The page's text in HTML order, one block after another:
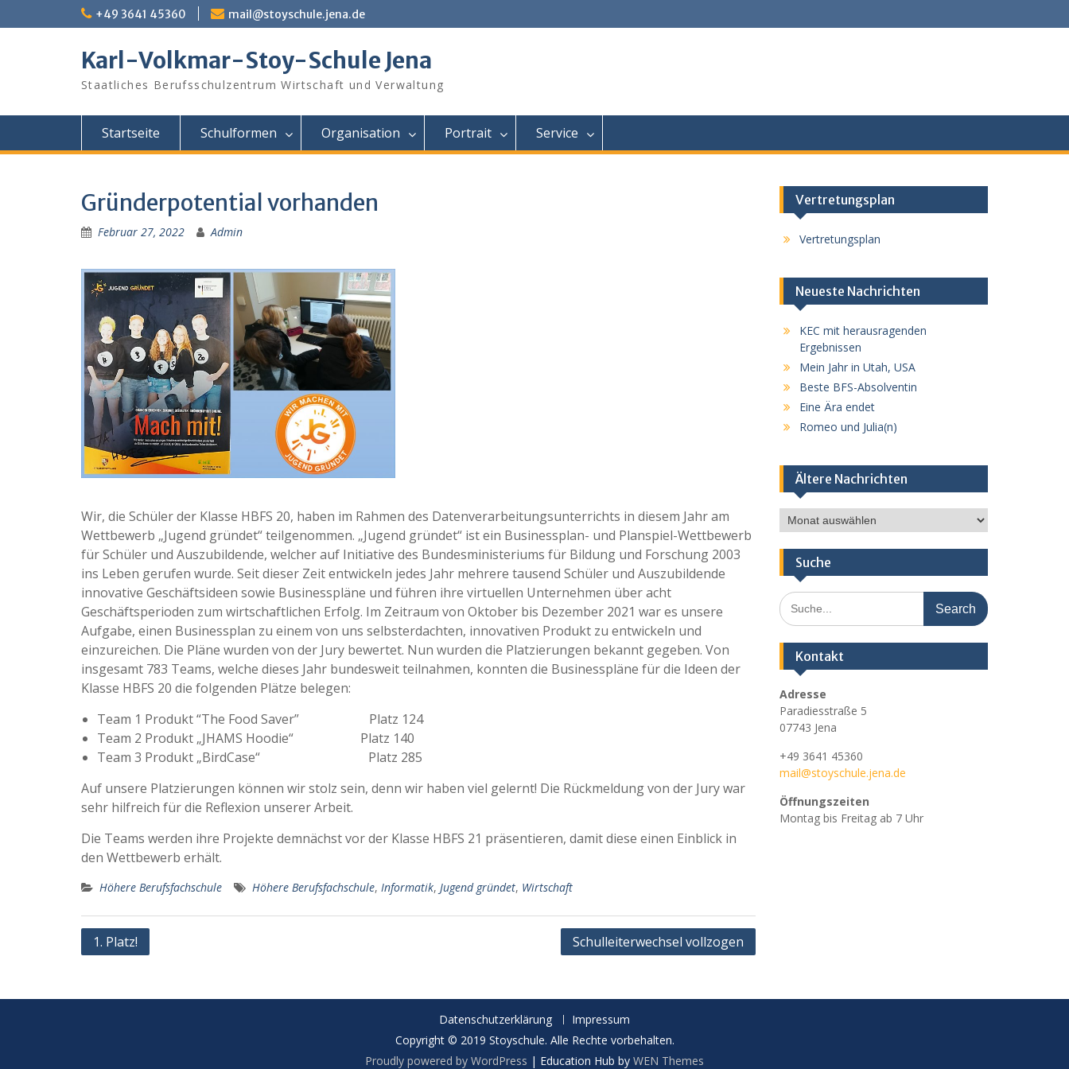
to
+49 3641 45360 mail@stoyschule.jena.de
Karl-Volkmar-Stoy-Schule Jena
Staatliches Berufsschulzentrum Wirtschaft und Verwaltung
Startseite Schulformen Organisation Portrait Service
Gründerpotential vorhanden
Februar 27, 2022 Admin
Wir, die Schüler der Klasse HBFS 20, haben im Rahmen des Datenverarbeitungsunterrichts in diesem Jahr am
Wettbewerb „Jugend gründet“ teilgenommen. „Jugend gründet“ ist ein Businessplan- und Planspiel-Wettbewerb
für Schüler und Auszubildende, welcher auf Initiative des Bundesministeriums für Bildung und Forschung 2003
ins Leben gerufen wurde. Seit dieser Zeit entwickeln jedes Jahr mehrere tausend Schüler und Auszubildende
innovative Geschäftsideen sowie Businesspläne und führen ihre virtuellen Unternehmen über acht
Geschäftsperioden zum wirtschaftlichen Erfolg. Im Zeitraum von Oktober bis Dezember 2021 war es unsere
Aufgabe, einen Businessplan zu einem von uns selbsterdachten, innovativen Produkt zu entwickeln und
einzureichen. Die Pläne wurden von der Jury bewertet. Nun wurden die Platzierungen bekannt gegeben. Von
insgesamt 783 Teams, welche dieses Jahr bundesweit teilnahmen, konnten die Businesspläne für die Ideen der
Klasse HBFS 20 die folgenden Plätze belegen:
Team 1 Produkt “The Food Saver” Platz 124
Team 2 Produkt „JHAMS Hoodie“ Platz 140
Team 3 Produkt „BirdCase“ Platz 285
Auf unsere Platzierungen können wir stolz sein, denn wir haben viel gelernt! Die Rückmeldung von der Jury war
sehr hilfreich für die Reflexion unserer Arbeit.
Die Teams werden ihre Projekte demnächst vor der Klasse HBFS 21 präsentieren, damit diese einen Einblick in
den Wettbewerb erhält.
Höhere Berufsfachschule Höhere Berufsfachschule, Informatik, Jugend gründet, Wirtschaft
Beitragsnavigation
1. Platz! Schulleiterwechsel vollzogen
Vertretungsplan
Vertretungsplan
Neueste Nachrichten
KEC mit herausragenden
Ergebnissen
Mein Jahr in Utah, USA
Beste BFS-Absolventin
Eine Ära endet
Romeo und Julia(n)
Ältere Nachrichten
Ältere
Nachrichten
Suche
Search
for:
Kontakt
Adresse
Paradiesstraße 5
07743 Jena
+49 3641 45360
mail@stoyschule.jena.de
Öffnungszeiten
Montag bis Freitag ab 7 Uhr
Datenschutzerklärung
Impressum
Copyright © 2019 Stoyschule. Alle Rechte vorbehalten.
Proudly powered by WordPress | Education Hub by WEN Themes